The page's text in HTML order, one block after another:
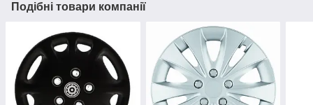
Подібні товари компанії